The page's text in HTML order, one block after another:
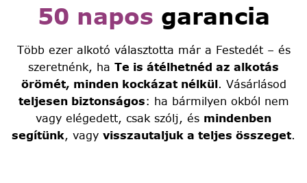
50 napos garancia
Több ezer alkotó választotta már a Festedét – és
szeretnénk, ha Te is átélhetnéd az alkotás
örömét, minden kockázat nélkül. Vásárlásod
teljesen biztonságos: ha bármilyen okból nem
vagy elégedett, csak szólj, és mindenben
segítünk, vagy visszautaljuk a teljes összeget.